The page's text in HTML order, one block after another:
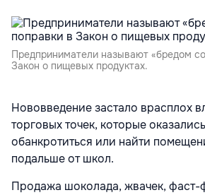
Предприниматели называют «бредом
Закон о пищевых продуктах.
Нововведение застало врасплох
торговых точек, которые
обанкротиться или найти
подальше от школ.
Продажа шоколада, жвачек, фаст-